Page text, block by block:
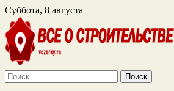
Суббота, 8 августа
Найти: